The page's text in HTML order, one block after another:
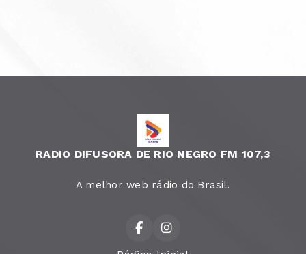
RADIO DIFUSORA DE RIO NEGRO FM 107,3
A melhor web rádio do Brasil.